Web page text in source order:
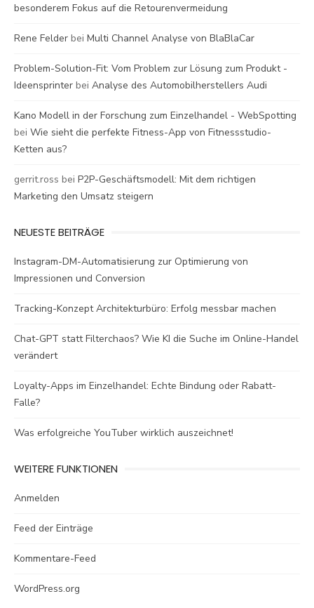
besonderem Fokus auf die Retourenvermeidung
Rene Felder bei Multi Channel Analyse von BlaBlaCar
Problem-Solution-Fit: Vom Problem zur Lösung zum Produkt -
Ideensprinter bei Analyse des Automobilherstellers Audi
Kano Modell in der Forschung zum Einzelhandel - WebSpotting
bei Wie sieht die perfekte Fitness-App von Fitnessstudio-
Ketten aus?
gerrit.ross bei P2P-Geschäftsmodell: Mit dem richtigen
Marketing den Umsatz steigern
NEUESTE BEITRÄGE
Instagram-DM-Automatisierung zur Optimierung von
Impressionen und Conversion
Tracking-Konzept Architekturbüro: Erfolg messbar machen
Chat-GPT statt Filterchaos? Wie KI die Suche im Online-Handel
verändert
Loyalty-Apps im Einzelhandel: Echte Bindung oder Rabatt-
Falle?
Was erfolgreiche YouTuber wirklich auszeichnet!
WEITERE FUNKTIONEN
Anmelden
Feed der Einträge
Kommentare-Feed
WordPress.org